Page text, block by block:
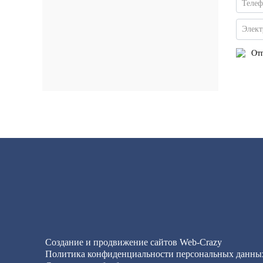
Создание и продвижение сайтов Web-Crazy
Политика конфиденциальности персональных